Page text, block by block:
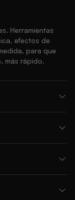
Herramientas
efectos de
para que
más rápido.